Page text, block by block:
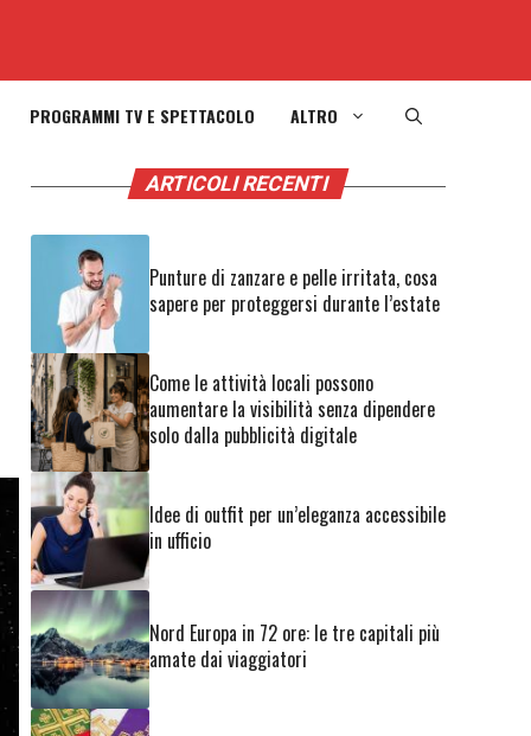
PROGRAMMI TV E SPETTACOLO ALTRO
ARTICOLI RECENTI
Punture di zanzare e pelle irritata, cosa
sapere per proteggersi durante l’estate
Come le attività locali possono
aumentare la visibilità senza dipendere
solo dalla pubblicità digitale
Idee di outfit per un’eleganza accessibile
in ufficio
Nord Europa in 72 ore: le tre capitali più
amate dai viaggiatori